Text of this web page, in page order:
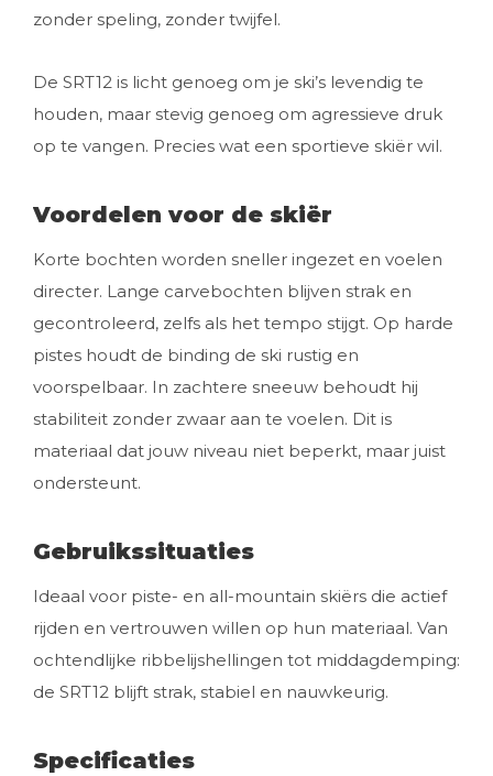
zonder speling, zonder twijfel.
De SRT12 is licht genoeg om je ski’s levendig te
houden, maar stevig genoeg om agressieve druk
op te vangen. Precies wat een sportieve skiër wil.
Voordelen voor de skiër
Korte bochten worden sneller ingezet en voelen
directer. Lange carvebochten blijven strak en
gecontroleerd, zelfs als het tempo stijgt. Op harde
pistes houdt de binding de ski rustig en
voorspelbaar. In zachtere sneeuw behoudt hij
stabiliteit zonder zwaar aan te voelen. Dit is
materiaal dat jouw niveau niet beperkt, maar juist
ondersteunt.
Gebruikssituaties
Ideaal voor piste- en all-mountain skiërs die actief
rijden en vertrouwen willen op hun materiaal. Van
ochtendlijke ribbelijshellingen tot middagdemping:
de SRT12 blijft strak, stabiel en nauwkeurig.
Specificaties